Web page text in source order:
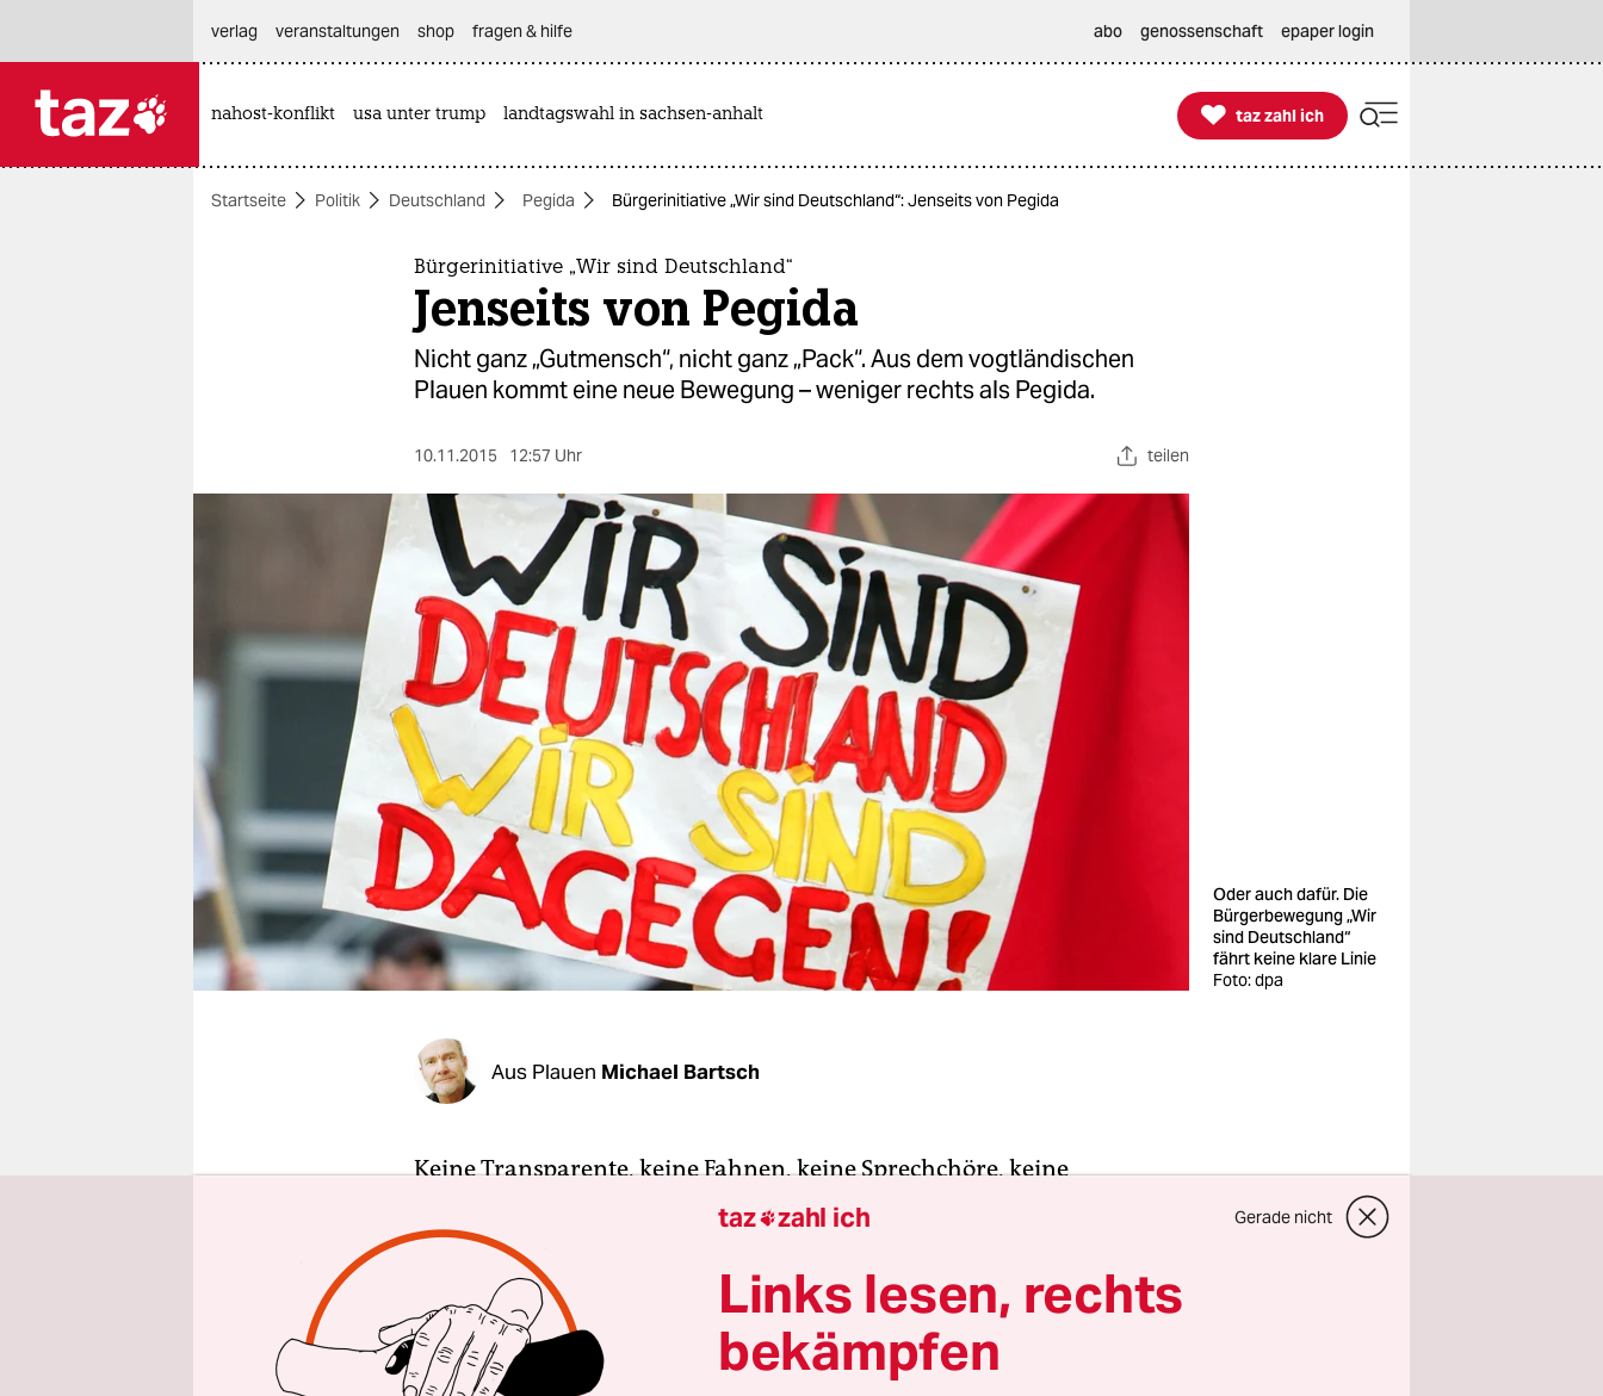
themen
wahrheit
verlag
veranstaltungen
shop
fragen & hilfe
unterstützen
abo
verlag
veranstaltungen shop fragen & hilfe abo genossenschaft epaper login
nahost-konflikt usa unter trump landtagswahl in sachsen-anhalt 
taz zahl ich
taz zahl ich
Startseite Politik Deutschland Pegida Bürgerinitiative „Wir sind Deutschland“: Jenseits von Pegida
Bürgerinitiative „Wir sind Deutschland“
Jenseits von Pegida
Nicht ganz „Gutmensch“, nicht ganz „Pack“. Aus dem vogtländischen
Plauen kommt eine neue Bewegung – weniger rechts als Pegida.
10.11.2015 12:57 Uhr teilen
Oder auch dafür. Die
Bürgerbewegung „Wir
sind Deutschland“
fährt keine klare Linie
Foto: dpa
Aus Plauen Michael Bartsch
Keine Transparente, keine Fahnen, keine Sprechchöre, keine
Hooligans, aber auch keine Gegendemonstration am Rande. Polizisten
sind kaum zu sehen. Die „Lügenpresse“ wird freundlich gefragt, für
wen sie so eifrig mitschreibe. Nur am Schluss erinnern leuchtende
Handys entfernt an die Anfänge von Pegida.
Sonst aber wächst im vogtländischen Plauen unter der Überschrift
taz zahl ich Gerade nicht
Links lesen, rechts
bekämpfen